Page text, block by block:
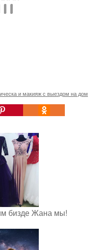
и макияж с выездом на дом
бизде Жана мы!